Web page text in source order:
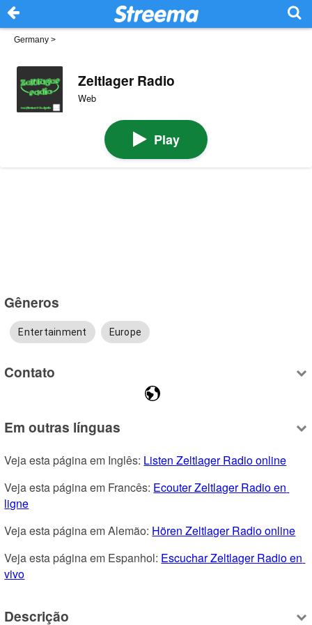
Germany >
Zeltlager Radio
Web
Play
Gêneros
Entertainment Europe
Contato
Em outras línguas
Veja esta página em Inglês: Listen Zeltlager Radio online
Veja esta página em Francês: Ecouter Zeltlager Radio en
ligne
Veja esta página em Alemão: Hören Zeltlager Radio online
Veja esta página em Espanhol: Escuchar Zeltlager Radio en
vivo
Descrição